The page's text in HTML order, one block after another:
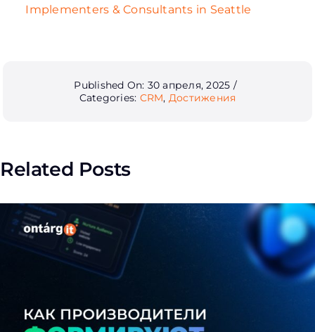
Implementers & Consultants in Seattle
Published On: 30 апреля, 2025 /
Categories: CRM, Достижения
Related Posts